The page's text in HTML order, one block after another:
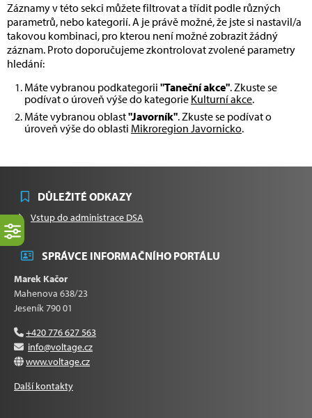
Záznamy v této sekci můžete filtrovat a třídit podle různých
parametrů, nebo kategorií. A je právě možné, že jste si nastavil/a
takovou kombinaci, pro kterou není možné zobrazit žádný
záznam. Proto doporučujeme zkontrolovat zvolené parametry
hledání:
Máte vybranou podkategorii "Taneční akce". Zkuste se
podívat o úroveň výše do kategorie Kulturní akce.
Máte vybranou oblast"Javorník". Zkuste se podívat o
úroveň výše do oblasti Mikroregion Javornicko.
DŮLEŽITÉ ODKAZY
Vstup do administrace DSA
SPRÁVCE INFORMAČNÍHO PORTÁLU
Marek Kačor
Mahenova 638/23
Jeseník 790 01
+420 776 627 563
info@voltage.cz
www.voltage.cz
Další kontakty